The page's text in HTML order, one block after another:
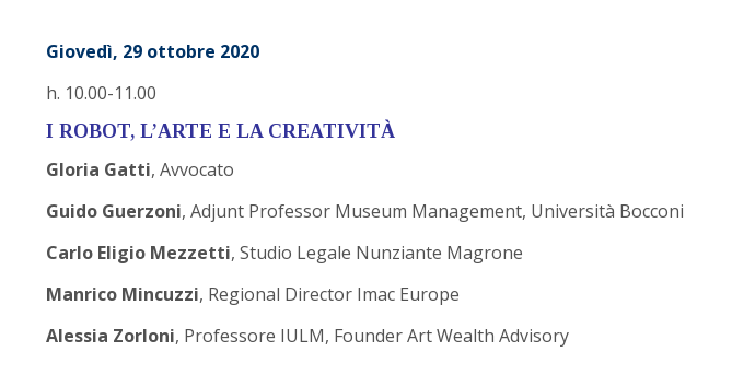
Giovedì, 29 ottobre 2020
h. 10.00-11.00
I ROBOT, L’ARTE E LA CREATIVITÀ
Gloria Gatti, Avvocato
Guido Guerzoni, Adjunt Professor Museum Management, Università Bocconi
Carlo Eligio Mezzetti, Studio Legale Nunziante Magrone
Manrico Mincuzzi, Regional Director Imac Europe
Alessia Zorloni, Professore IULM, Founder Art Wealth Advisory